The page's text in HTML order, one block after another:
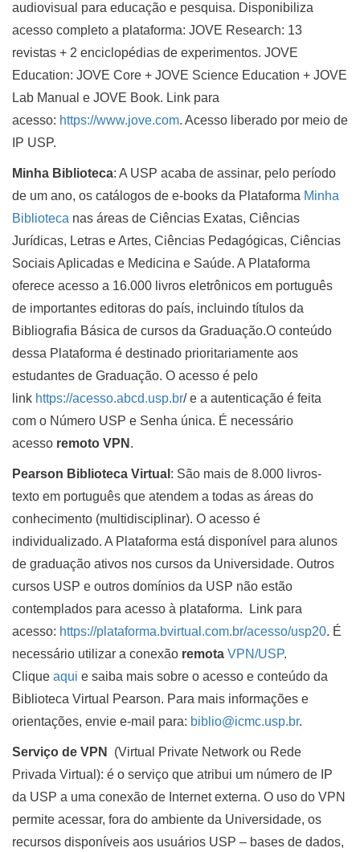
audiovisual para educação e pesquisa. Disponibiliza
acesso completo a plataforma: JOVE Research: 13
revistas + 2 enciclopédias de experimentos. JOVE
Education: JOVE Core + JOVE Science Education + JOVE
Lab Manual e JOVE Book. Link para
acesso: https://www.jove.com. Acesso liberado por meio de
IP USP.
Minha Biblioteca: A USP acaba de assinar, pelo período
de um ano, os catálogos de e-books da Plataforma Minha
Biblioteca nas áreas de Ciências Exatas, Ciências
Jurídicas, Letras e Artes, Ciências Pedagógicas, Ciências
Sociais Aplicadas e Medicina e Saúde. A Plataforma
oferece acesso a 16.000 livros eletrônicos em português
de importantes editoras do país, incluindo títulos da
Bibliografia Básica de cursos da Graduação.O conteúdo
dessa Plataforma é destinado prioritariamente aos
estudantes de Graduação. O acesso é pelo
link https://acesso.abcd.usp.br/ e a autenticação é feita
com o Número USP e Senha única. É necessário
acesso remoto VPN .
Pearson Biblioteca Virtual : São mais de 8.000 livros-
texto em português que atendem a todas as áreas do
conhecimento (multidisciplinar). O acesso é
individualizado. A Plataforma está disponível para alunos
de graduação ativos nos cursos da Universidade. Outros
cursos USP e outros domínios da USP não estão
contemplados para acesso à plataforma. Link para
acesso: https://plataforma.bvirtual.com.br/acesso/usp20. É
necessário utilizar a conexão remota VPN/USP.
Clique aqui e saiba mais sobre o acesso e conteúdo da
Biblioteca Virtual Pearson. Para mais informações e
orientações, envie e-mail para: biblio@icmc.usp.br.
Serviço de VPN
(Virtual Private Network ou Rede
Privada Virtual): é o serviço que atribui um número de IP
da USP a uma conexão de Internet externa. O uso do VPN
permite acessar, fora do ambiente da Universidade, os
recursos disponíveis aos usuários USP – bases de dados,